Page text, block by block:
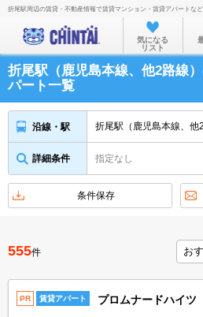
お部屋を探す
沿線・
住所か
家賃相
不動
折尾駅周辺の賃貸・不動産情報で賃貸マンション・賃貸アパートな
気になる
リスト
折尾駅（鹿児島本線、他2路線
パート一覧
沿線・駅 折尾駅（鹿児島本線、他
詳細条件 指定なし
条件保存
555件
PR 賃貸アパート プロムナードハイツ